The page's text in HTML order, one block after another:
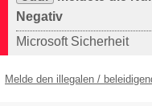
Negativ
Microsoft Sicherheit
Melde den illegalen /